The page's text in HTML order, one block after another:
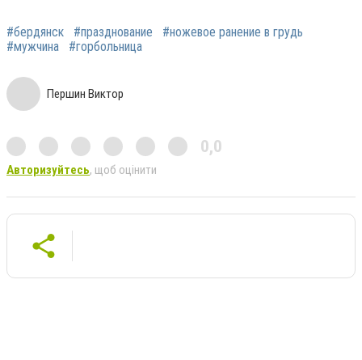
#бердянск #празднование
#ножевое ранение в грудь
#мужчина
#горбольница
Першин Виктор
0,0
Авторизуйтесь, щоб оцінити